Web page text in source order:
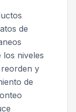
de
los niveles
y
de